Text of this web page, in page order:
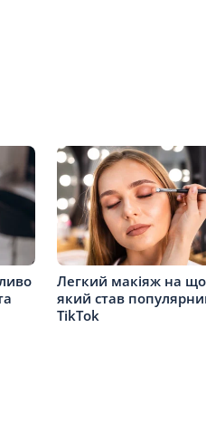
Легкий макіяж на
який став
TikTok